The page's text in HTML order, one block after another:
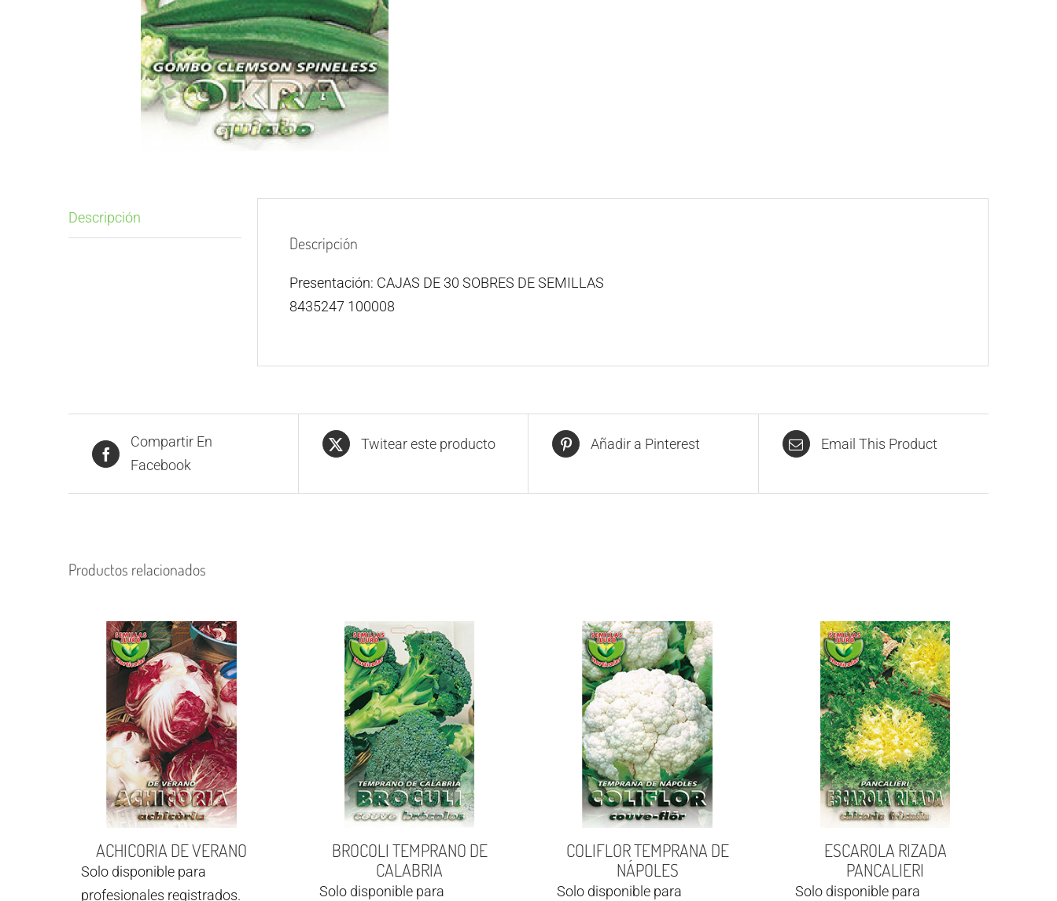
Descripción
Descripción
Presentación: CAJAS DE 30 SOBRES DE SEMILLAS
8435247 100008
Compartir En
Facebook
Twitear este producto Añadir a Pinterest Email This Product
Productos relacionados
ACHICORIA DE VERANO
Solo disponible para
profesionales registrados.
BROCOLI TEMPRANO DE
CALABRIA
Solo disponible para
COLIFLOR TEMPRANA DE
NÁPOLES
Solo disponible para
ESCAROLA RIZADA
PANCALIERI
Solo disponible para